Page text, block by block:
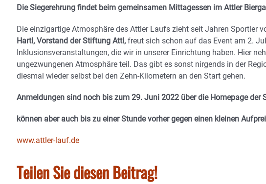
Die Siegerehrung findet beim gemeinsamen Mittagessen im Attler
Die einzigartige Atmosphäre des Attler Laufs zieht seit Jahren Sportler
Hartl, Vorstand der Stiftung Attl, freut sich schon auf das Event am 2.
Inklusionsveranstaltungen, die wir in unserer Einrichtung haben. Hier
ungezwungenen Atmosphäre teil. Das gibt es sonst nirgends in der
diesmal wieder selbst bei den Zehn-Kilometern an den Start gehen.
Anmeldungen sind noch bis zum 29. Juni 2022 über die Homepage
können aber auch bis zu einer Stunde vorher gegen einen kleinen
www.attler-lauf.de
Teilen Sie diesen Beitrag!